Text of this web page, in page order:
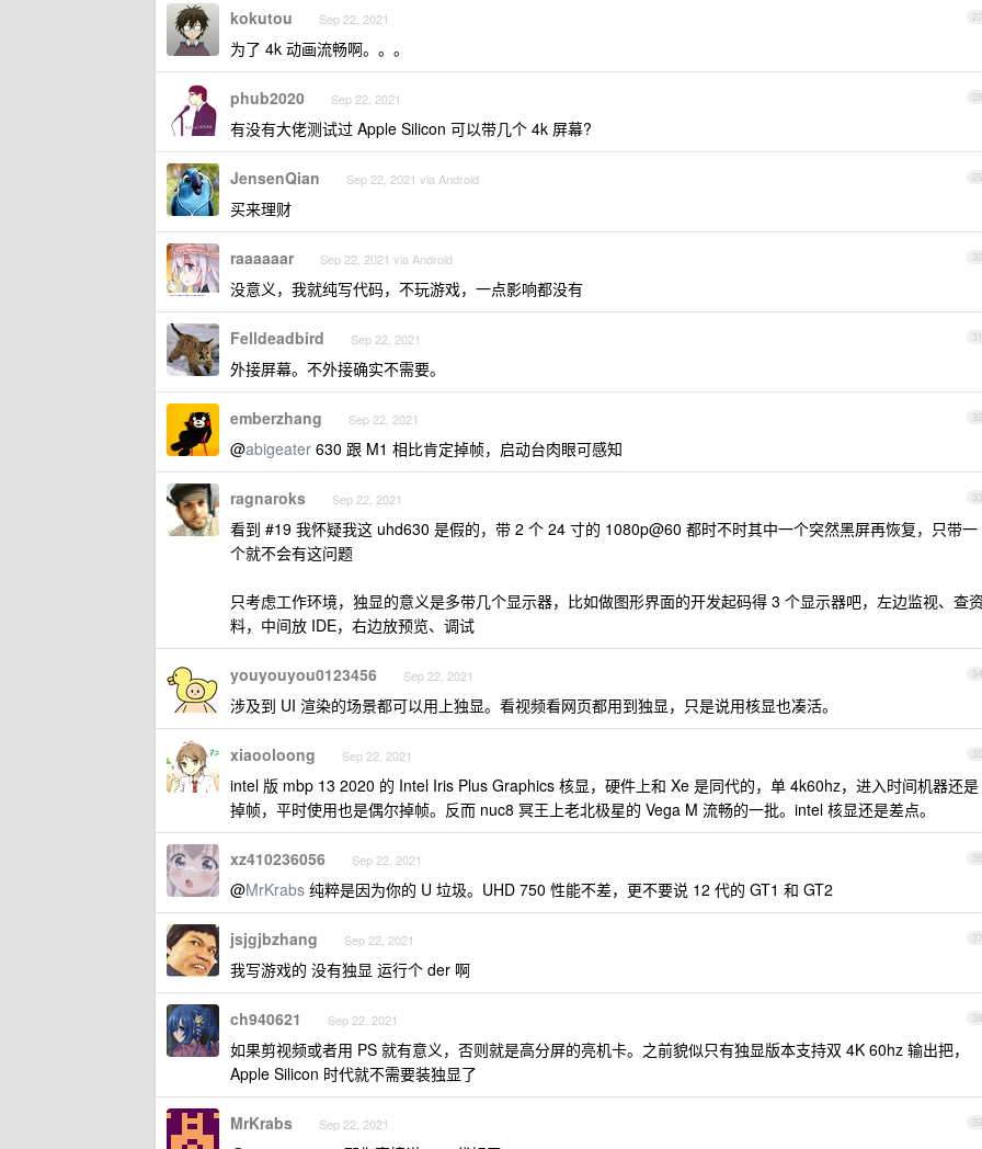
27
kokutou Sep 22, 2021
为了 4k 动画流畅啊。。。
28
phub2020 Sep 22, 2021
有没有大佬测试过 Apple Silicon 可以带几个 4k 屏幕?
29
JensenQian Sep 22, 2021 via Android
买来理财
30
raaaaaar Sep 22, 2021 via Android
没意义，我就纯写代码，不玩游戏，一点影响都没有
31
Felldeadbird Sep 22, 2021
外接屏幕。不外接确实不需要。
32
emberzhang Sep 22, 2021
@abigeater 630 跟 M1 相比肯定掉帧，启动台肉眼可感知
33
ragnaroks Sep 22, 2021
看到 #19 我怀疑我这 uhd630 是假的，带 2 个 24 寸的 1080p@60 都时不时其中一个突然黑屏再恢复，只带一
个就不会有这问题
只考虑工作环境，独显的意义是多带几个显示器，比如做图形界面的开发起码得 3 个显示器吧，左边监视、查资
料，中间放 IDE，右边放预览、调试
34
youyouyou0123456 Sep 22, 2021
涉及到 UI 渲染的场景都可以用上独显。看视频看网页都用到独显，只是说用核显也凑活。
35
xiaooloong Sep 22, 2021
intel 版 mbp 13 2020 的 Intel Iris Plus Graphics 核显，硬件上和 Xe 是同代的，单 4k60hz，进入时间机器还是
掉帧，平时使用也是偶尔掉帧。反而 nuc8 冥王上老北极星的 Vega M 流畅的一批。intel 核显还是差点。
36
xz410236056 Sep 22, 2021
@MrKrabs 纯粹是因为你的 U 垃圾。UHD 750 性能不差，更不要说 12 代的 GT1 和 GT2
37
jsjgjbzhang Sep 22, 2021
我写游戏的 没有独显 运行个 der 啊
38
ch940621 Sep 22, 2021
如果剪视频或者用 PS 就有意义，否则就是高分屏的亮机卡。之前貌似只有独显版本支持双 4K 60hz 输出把，
Apple Silicon 时代就不需要装独显了
39
MrKrabs Sep 22, 2021